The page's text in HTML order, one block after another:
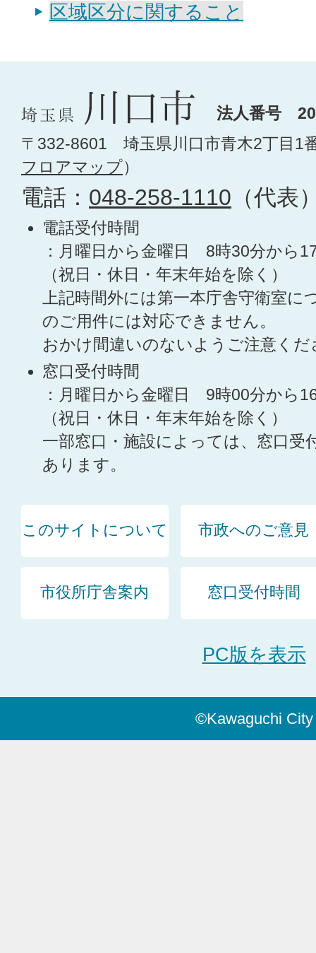
区域区分に関すること
法人番号
〒332-8601 埼玉県川口市青木2丁目1
フロアマップ）
電話： 048-258-1110 （代表
電話受付時間
：月曜日から金曜日 8時30分から
（祝日・休日・年末年始を除く）
上記時間外には第一本庁舎守衛室に
のご用件には対応できません。
おかけ間違いのないようご注意くだ
窓口受付時間
：月曜日から金曜日 9時00分から
（祝日・休日・年末年始を除く）
一部窓口・施設によっては、窓口受
あります。
このサイトについて 市政へのご意見
市役所庁舎案内 窓口受付時間
PC版を表示
©Kawaguchi City